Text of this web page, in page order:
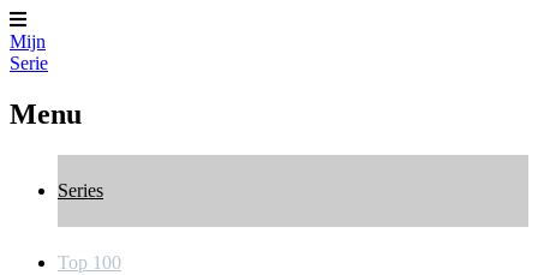
Mijn
Serie
Menu
Series
Top 100